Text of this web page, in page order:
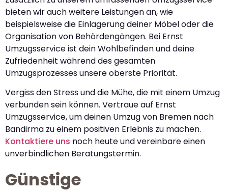
bieten wir auch weitere Leistungen an, wie
beispielsweise die Einlagerung deiner Möbel oder die
Organisation von Behördengängen. Bei Ernst
Umzugsservice ist dein Wohlbefinden und deine
Zufriedenheit während des gesamten
Umzugsprozesses unsere oberste Priorität.
Vergiss den Stress und die Mühe, die mit einem Umzug
verbunden sein können. Vertraue auf Ernst
Umzugsservice, um deinen Umzug von Bremen nach
Bandirma zu einem positiven Erlebnis zu machen.
Kontaktiere uns noch heute und vereinbare einen
unverbindlichen Beratungstermin.
Günstige